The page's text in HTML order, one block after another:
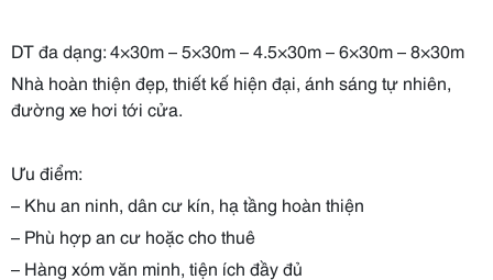
DT đa dạng: 4×30m – 5×30m – 4.5×30m – 6×30m – 8×30m
Nhà hoàn thiện đẹp, thiết kế hiện đại, ánh sáng tự nhiên,
đường xe hơi tới cửa.
Ưu điểm:
– Khu an ninh, dân cư kín, hạ tầng hoàn thiện
– Phù hợp an cư hoặc cho thuê
– Hàng xóm văn minh, tiện ích đầy đủ